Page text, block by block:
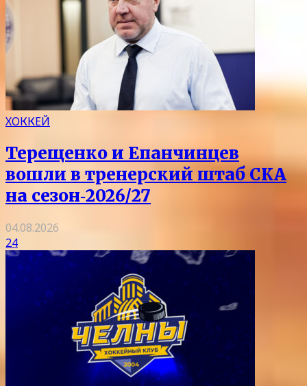
ХОККЕЙ
Терещенко и Епанчинцев
вошли в тренерский штаб СКА
на сезон‑2026/27
04.08.2026
24